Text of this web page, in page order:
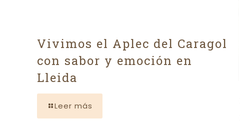
Vivimos el Aplec del Caragol
con sabor y emoción en
Lleida
Leer más